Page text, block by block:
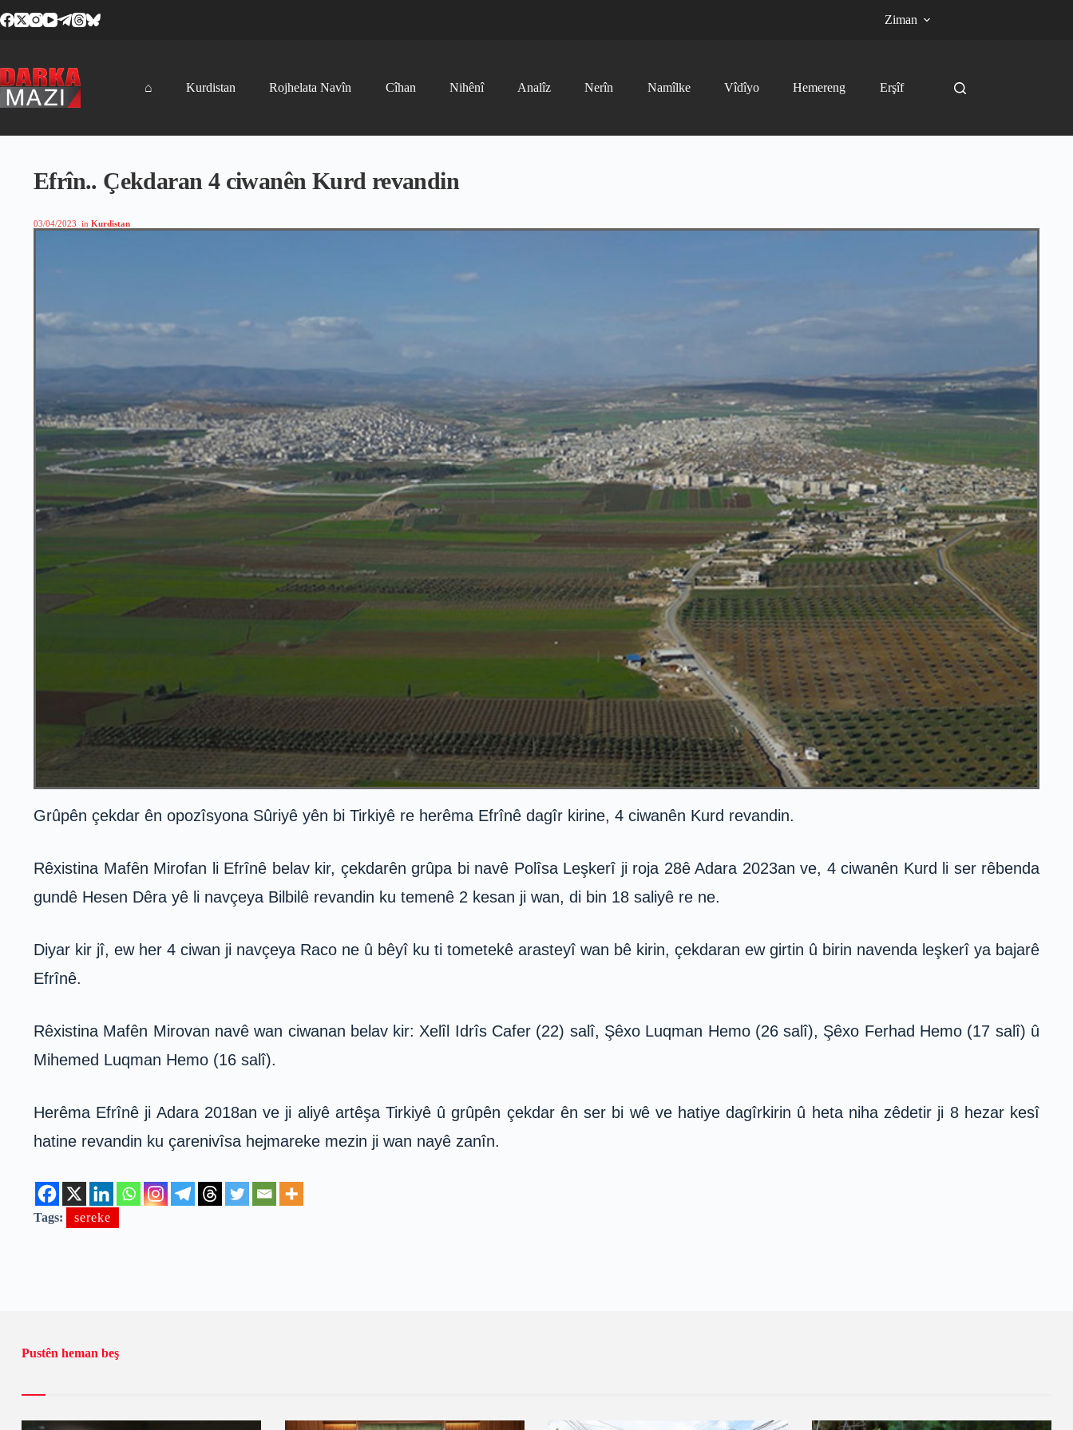
to
Ziman
⌂ Kurdistan Rojhelata Navîn Cîhan Nihênî Analîz Nerîn Namîlke Vîdîyo Hemereng Erşîf
Efrîn.. Çekdaran 4 ciwanên Kurd revandin
03/04/2023 in Kurdistan
Grûpên çekdar ên opozîsyona Sûriyê yên bi Tirkiyê re herêma Efrînê dagîr kirine, 4 ciwanên Kurd revandin.
Rêxistina Mafên Mirofan li Efrînê belav kir, çekdarên grûpa bi navê Polîsa Leşkerî ji roja 28ê Adara 2023an ve, 4 ciwanên Kurd li ser rêbenda
gundê Hesen Dêra yê li navçeya Bilbilê revandin ku temenê 2 kesan ji wan, di bin 18 saliyê re ne.
Diyar kir jî, ew her 4 ciwan ji navçeya Raco ne û bêyî ku ti tometekê arasteyî wan bê kirin, çekdaran ew girtin û birin navenda leşkerî ya bajarê
Efrînê.
Rêxistina Mafên Mirovan navê wan ciwanan belav kir: Xelîl Idrîs Cafer (22) salî, Şêxo Luqman Hemo (26 salî), Şêxo Ferhad Hemo (17 salî) û
Mihemed Luqman Hemo (16 salî).
Herêma Efrînê ji Adara 2018an ve ji aliyê artêşa Tirkiyê û grûpên çekdar ên ser bi wê ve hatiye dagîrkirin û heta niha zêdetir ji 8 hezar kesî
hatine revandin ku çarenivîsa hejmareke mezin ji wan nayê zanîn.
Tags: sereke
Pustên heman beş